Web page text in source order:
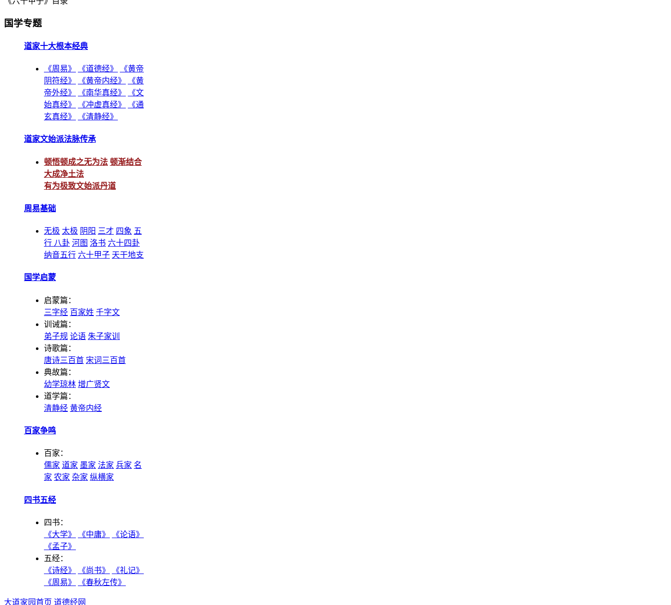
国学专题
道家十大根本经典
《周易》 《道德经》
《黄帝
阴符经》
《黄帝内经》
《黄
帝外经》
《南华真经》
《文
始真经》
《冲虚真经》
《通
玄真经》
《清静经》
道家文始派法脉传承
顿悟顿成之无为法 顿渐结合
大成净土法
有为极致文始派丹道
周易基础
无极 太极 阴阳 三才 四象 五
行 八卦 河图 洛书 六十四卦
纳音五行 六十甲子 天干地支
国学启蒙
启蒙篇：
三字经 百家姓 千字文
训诫篇：
弟子规 论语 朱子家训
诗歌篇：
唐诗三百首 宋词三百首
典故篇：
幼学琼林 增广贤文
道学篇：
清静经 黄帝内经
百家争鸣
百家：
儒家 道家 墨家 法家 兵家 名
家 农家 杂家 纵横家
四书五经
四书：
《大学》
《中庸》
《论语》
《孟子》
五经：
《诗经》
《尚书》
《礼记》
《周易》
《春秋左传》
大道家园首页 道德经网